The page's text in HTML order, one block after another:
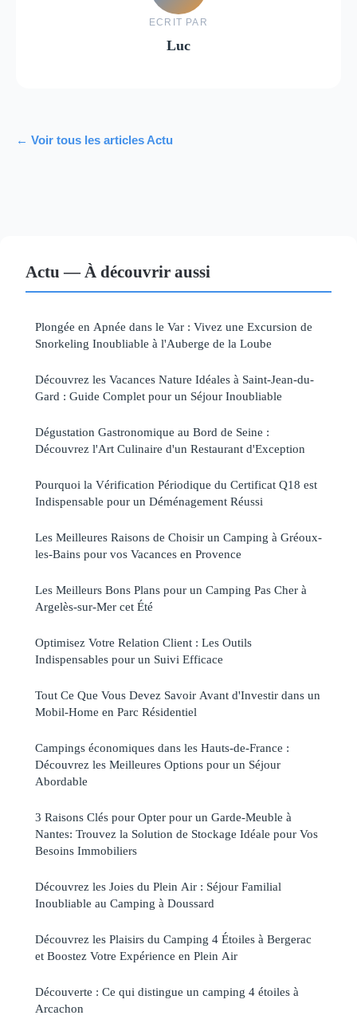
ECRIT PAR
Luc
← Voir tous les articles Actu
Actu — À découvrir aussi
Plongée en Apnée dans le Var : Vivez une Excursion de
Snorkeling Inoubliable à l'Auberge de la Loube
Découvrez les Vacances Nature Idéales à Saint-Jean-du-
Gard : Guide Complet pour un Séjour Inoubliable
Dégustation Gastronomique au Bord de Seine :
Découvrez l'Art Culinaire d'un Restaurant d'Exception
Pourquoi la Vérification Périodique du Certificat Q18 est
Indispensable pour un Déménagement Réussi
Les Meilleures Raisons de Choisir un Camping à Gréoux-
les-Bains pour vos Vacances en Provence
Les Meilleurs Bons Plans pour un Camping Pas Cher à
Argelès-sur-Mer cet Été
Optimisez Votre Relation Client : Les Outils
Indispensables pour un Suivi Efficace
Tout Ce Que Vous Devez Savoir Avant d'Investir dans un
Mobil-Home en Parc Résidentiel
Campings économiques dans les Hauts-de-France :
Découvrez les Meilleures Options pour un Séjour
Abordable
3 Raisons Clés pour Opter pour un Garde-Meuble à
Nantes: Trouvez la Solution de Stockage Idéale pour Vos
Besoins Immobiliers
Découvrez les Joies du Plein Air : Séjour Familial
Inoubliable au Camping à Doussard
Découvrez les Plaisirs du Camping 4 Étoiles à Bergerac
et Boostez Votre Expérience en Plein Air
Découverte : Ce qui distingue un camping 4 étoiles à
Arcachon